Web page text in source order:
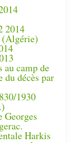
2014
(Algérie)
au camp de
du décès par
1930
Harkis